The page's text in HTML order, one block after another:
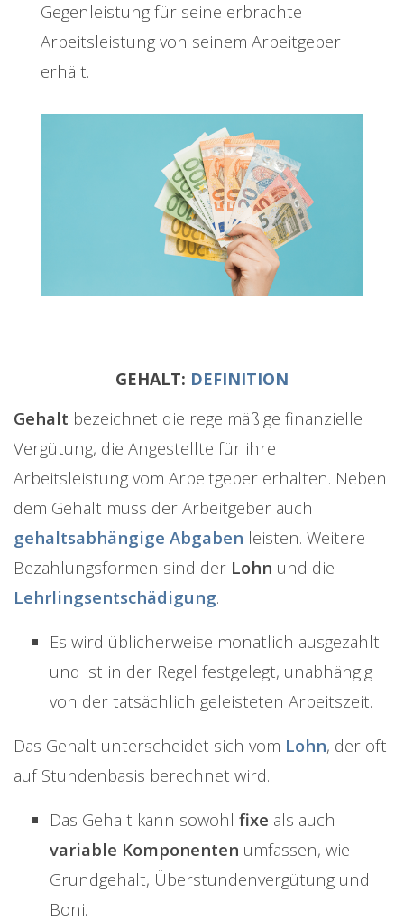
Gegenleistung für seine erbrachte
Arbeitsleistung von seinem Arbeitgeber
erhält.
GEHALT: DEFINITION
Gehalt bezeichnet die regelmäßige finanzielle
Vergütung, die Angestellte für ihre
Arbeitsleistung vom Arbeitgeber erhalten. Neben
dem Gehalt muss der Arbeitgeber auch
gehaltsabhängige Abgaben leisten. Weitere
Bezahlungsformen sind der Lohn und die
Lehrlingsentschädigung.
Es wird üblicherweise monatlich ausgezahlt
und ist in der Regel festgelegt, unabhängig
von der tatsächlich geleisteten Arbeitszeit.
Das Gehalt unterscheidet sich vom Lohn, der oft
auf Stundenbasis berechnet wird.
Das Gehalt kann sowohl fixe als auch
variable Komponenten umfassen, wie
Grundgehalt, Überstundenvergütung und
Boni.